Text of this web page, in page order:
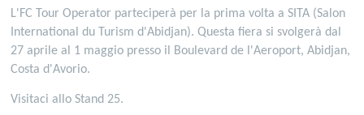
L'FC Tour Operator parteciperà per la prima volta a SITA (Salon
International du Turism d'Abidjan). Questa fiera si svolgerà dal
27 aprile al 1 maggio presso il Boulevard de l'Aeroport, Abidjan,
Costa d'Avorio.
Visitaci allo Stand 25.